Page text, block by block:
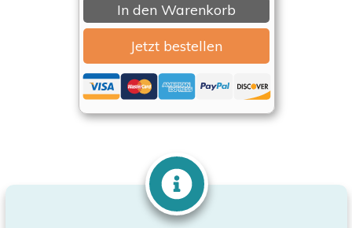
In den Warenkorb
Jetzt bestellen